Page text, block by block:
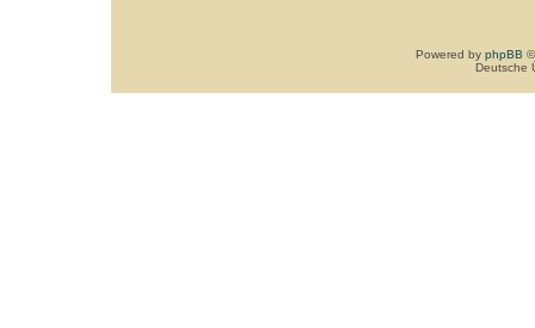
Powered by phpBB
Deutsche